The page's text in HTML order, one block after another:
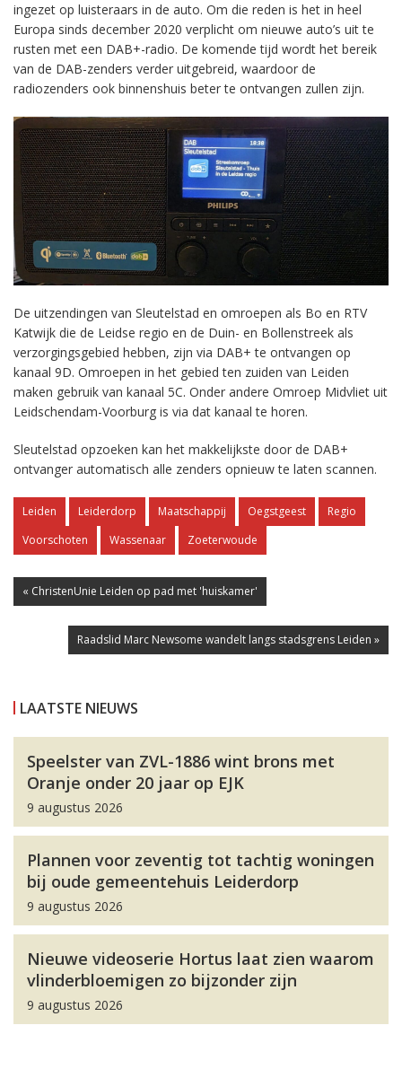
ingezet op luisteraars in de auto. Om die reden is het in heel
Europa sinds december 2020 verplicht om nieuwe auto’s uit te
rusten met een DAB+-radio. De komende tijd wordt het bereik
van de DAB-zenders verder uitgebreid, waardoor de
radiozenders ook binnenshuis beter te ontvangen zullen zijn.
De uitzendingen van Sleutelstad en omroepen als Bo en RTV
Katwijk die de Leidse regio en de Duin- en Bollenstreek als
verzorgingsgebied hebben, zijn via DAB+ te ontvangen op
kanaal 9D. Omroepen in het gebied ten zuiden van Leiden
maken gebruik van kanaal 5C. Onder andere Omroep Midvliet uit
Leidschendam-Voorburg is via dat kanaal te horen.
Sleutelstad opzoeken kan het makkelijkste door de DAB+
ontvanger automatisch alle zenders opnieuw te laten scannen.
Leiden Leiderdorp Maatschappij Oegstgeest
Regio
Voorschoten
Wassenaar Zoeterwoude
« ChristenUnie Leiden op pad met 'huiskamer'
Raadslid Marc Newsome wandelt langs stadsgrens Leiden »
LAATSTE NIEUWS
Speelster van ZVL-1886 wint brons met
Oranje onder 20 jaar op EJK
9 augustus 2026
Plannen voor zeventig tot tachtig woningen
bij oude gemeentehuis Leiderdorp
9 augustus 2026
Nieuwe videoserie Hortus laat zien waarom
vlinderbloemigen zo bijzonder zijn
9 augustus 2026